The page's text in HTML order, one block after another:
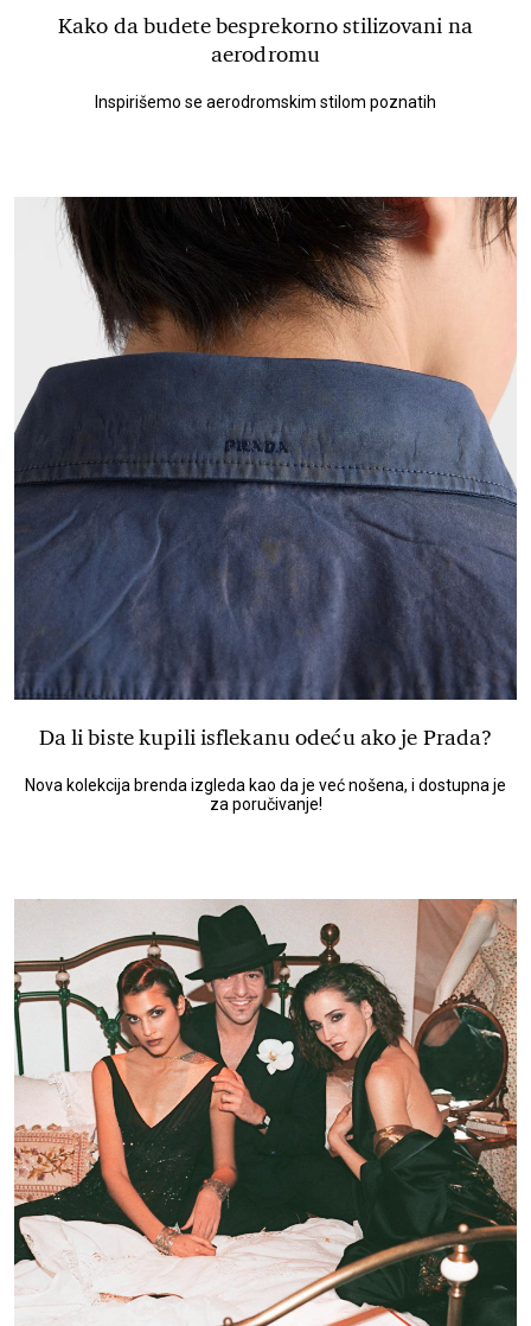
Kako da budete besprekorno stilizovani na
aerodromu
Inspirišemo se aerodromskim stilom poznatih
Da li biste kupili isflekanu odeću ako je Prada?
Nova kolekcija brenda izgleda kao da je već nošena, i dostupna je
za poručivanje!